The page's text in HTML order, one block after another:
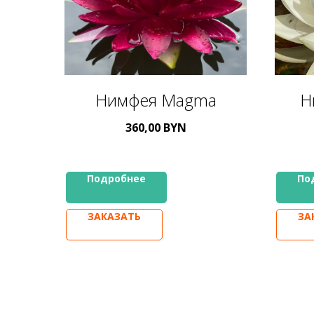
Нимфея Magma
360,00 BYN
Подробнее
ЗАКАЗАТЬ